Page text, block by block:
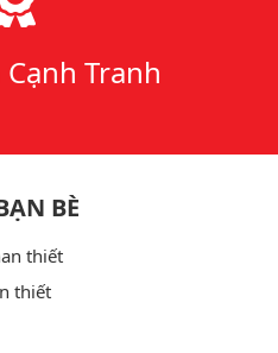
Tranh
BÈ
thiết
thiết